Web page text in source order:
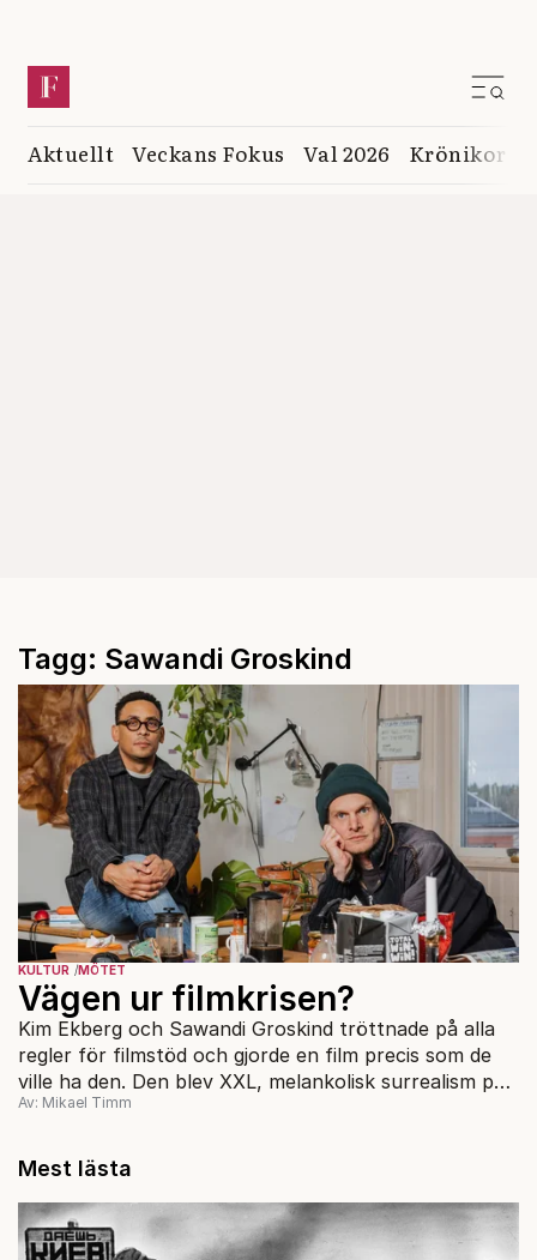
Aktuellt Veckans Fokus Val 2026 Krönikor
Tagg: Sawandi Groskind
KULTUR MÖTET
Vägen ur filmkrisen?
Kim Ekberg och Sawandi Groskind tröttnade på alla
regler för filmstöd och gjorde en film precis som de
ville ha den. Den blev XXL, melankolisk surrealism på
svenska.
Av: Mikael Timm
Mest lästa